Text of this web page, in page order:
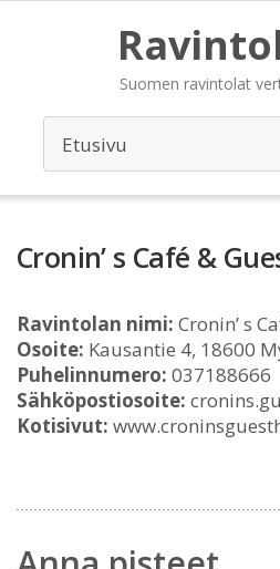
Suomen ravintolat
Cronin’ s Café &
Ravintolan nimi: Cronin’ s
Osoite: Kausantie 4, 18600
Puhelinnumero: 037188666
Sähköpostiosoite:
Kotisivut: